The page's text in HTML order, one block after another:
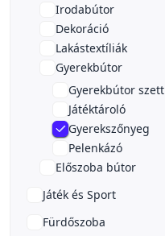
Irodabútor
Dekoráció
Lakástextíliák
Gyerekbútor
Gyerekbútor szett
Játéktároló
Gyerekszőnyeg
Pelenkázó
Előszoba bútor
Játék és Sport
Fürdőszoba